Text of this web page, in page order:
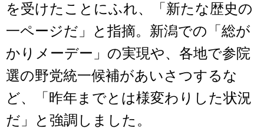
を受けたことにふれ、「新たな歴史の
一ページだ」と指摘。新潟での「総が
かりメーデー」の実現や、各地で参院
選の野党統一候補があいさつするな
ど、「昨年までとは様変わりした状況
だ」と強調しました。